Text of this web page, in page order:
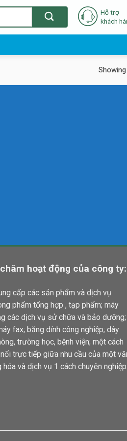
Hỗ trợ
khách
hoạt động của công ty:
cấp các sản phẩm và dịch vụ
phẩm tổng hợp , tạp phẩm; máy
các dịch vụ sử chữa và bảo dưỡng;
fax; băng dính công nghiệp; dây
trường học, bệnh viện; một cách
trực tiếp giữa nhu cầu của một
và dịch vụ 1 cách chuyên nghiệp.